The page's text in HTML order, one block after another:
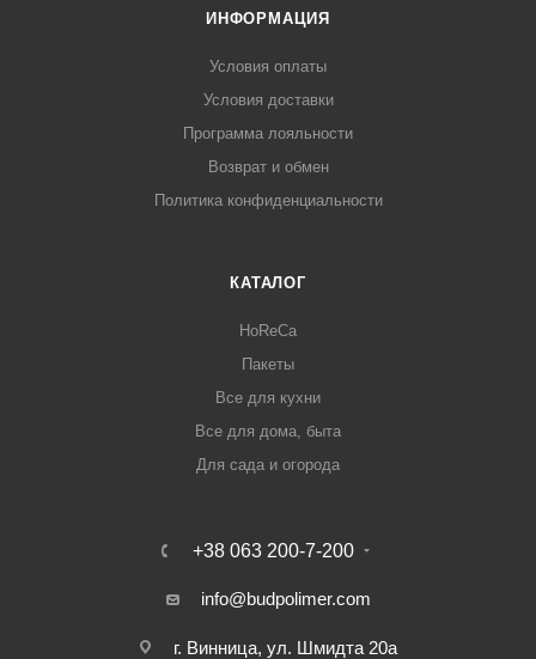
ИНФОРМАЦИЯ
Условия оплаты
Условия доставки
Программа лояльности
Возврат и обмен
Политика конфиденциальности
КАТАЛОГ
HoReCa
Пакеты
Все для кухни
Все для дома, быта
Для сада и огорода
+38 063 200-7-200
info@budpolimer.com
г. Винница, ул. Шмидта 20а